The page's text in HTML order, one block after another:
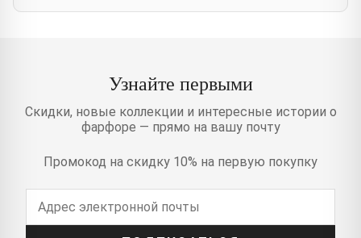
Узнайте первыми
Скидки, новые коллекции и интересные истории о
фарфоре — прямо на вашу почту
Промокод на скидку 10% на первую покупку